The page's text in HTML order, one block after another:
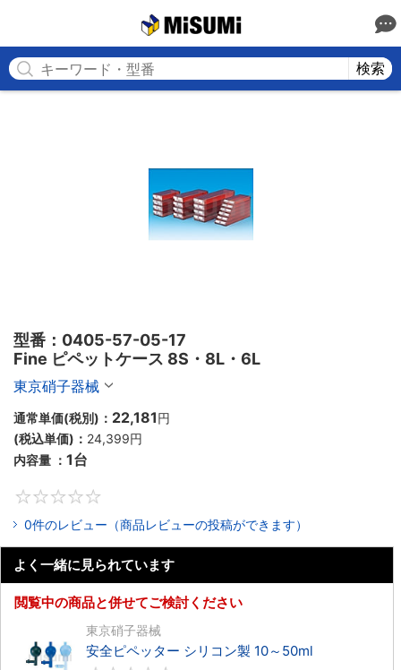
検索
型番：0405-57-05-17
Fine ピペットケース 8S・8L・6L
東京硝子器械
通常単価(税別)： 22,181円
(税込単価)： 24,399円
内容量 ： 1台
0件のレビュー（商品レビューの投稿ができます）
よく一緒に見られています
閲覧中の商品と併せてご検討ください
東京硝子器械
安全ピペッター シリコン製 10～50ml